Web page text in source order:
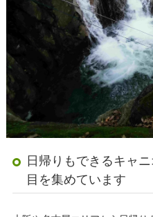
日帰りもできるキャ
目を集めています